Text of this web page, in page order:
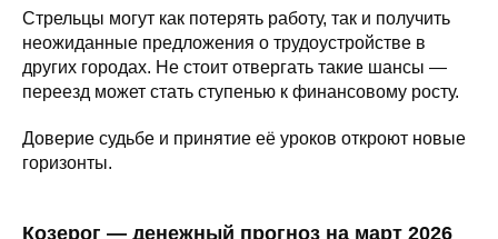
Стрельцы могут как потерять работу, так и получить
неожиданные предложения о трудоустройстве в
других городах. Не стоит отвергать такие шансы —
переезд может стать ступенью к финансовому росту.
Доверие судьбе и принятие её уроков откроют новые
горизонты.
Козерог — денежный прогноз на март 2026